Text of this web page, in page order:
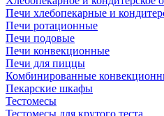
Печи хлебопекарные и
Печи ротационные
Печи подовые
Печи конвекционные
Печи для пиццы
Комбинированные
Пекарские шкафы
Тестомесы
Тестомесы для крутого теста